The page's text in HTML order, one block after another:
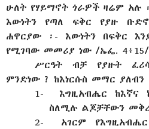
ሁለት የሃይማኖት ጎራዎች ዛሬም አሉ
እውነትን የጣለ ፍቅር የያዙ
ሐዋርያው ፡- እውነትን በፍቅር
የሚገባው መመሪያ ነው /ኤፌ.
ሥርዓት ብቻ የያዙት
ምንድነው ? ከእነርሱስ መማር ያለብን
1- እግዚአብሔር ከእኛና
ስለሚሉ ልጆቻቸውን
2- አገርም